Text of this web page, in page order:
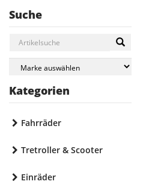
Suche
Kategorien
Fahrräder
Tretroller & Scooter
Einräder